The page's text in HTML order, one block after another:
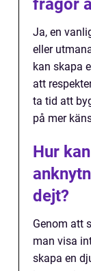
frågor
Ja, en
eller
kan skapa
att
ta tid att
på mer
Hur
dejt?
Genom att
man visa
skapa en